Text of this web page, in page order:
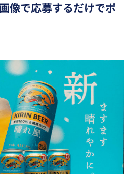
像で応募するだけでポ